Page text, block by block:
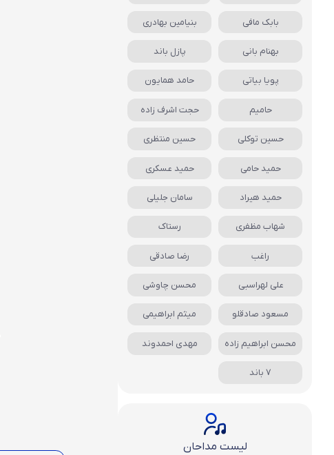
بابک مافی بنیامین بهادری
بهنام بانی پازل باند
پویا بیاتی حامد همایون
حامیم حجت اشرف زاده
حسین توکلی حسین منتظری
حمید حامی حمید عسکری
حمید هیراد سامان جلیلی
شهاب مظفری رستاک
راغب رضا صادقی
علی لهراسبی محسن چاوشی
مسعود صادقلو میثم ابراهیمی
محسن ابراهیم زاده مهدی احمدوند
7 باند
لیست مداحان